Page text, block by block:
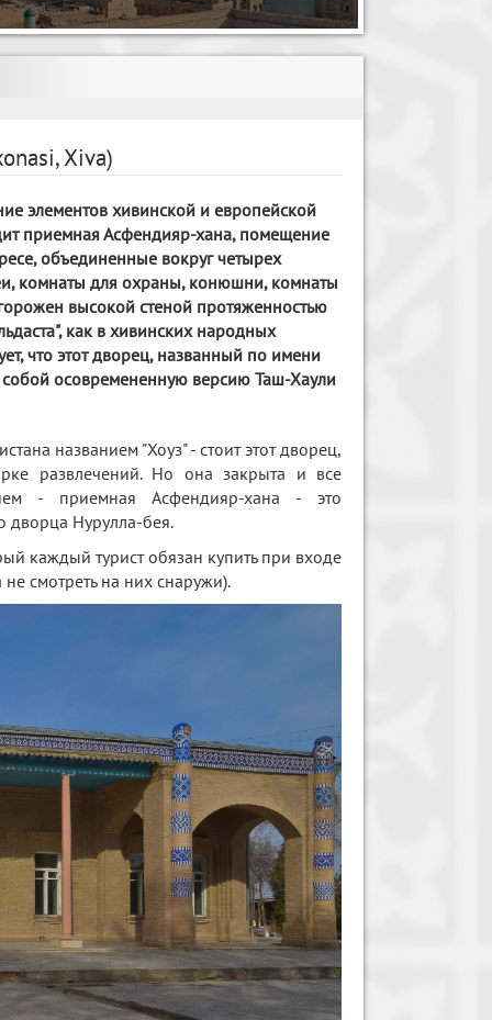
Xiva)
элементов хивинской и европейской
приемная Асфендияр-хана, помещение
объединенные вокруг четырех
комнаты для охраны, конюшни, комнаты
высокой стеной протяженностью
как в хивинских народных
что этот дворец, названный по имени
собой осовремененную версию Таш-Хаули
названием "Хоуз" - стоит этот дворец,
развлечений. Но она закрыта и все
- приемная Асфендияр-хана - это
дворца Нурулла-бея.
каждый турист обязан купить при входе
смотреть на них снаружи).